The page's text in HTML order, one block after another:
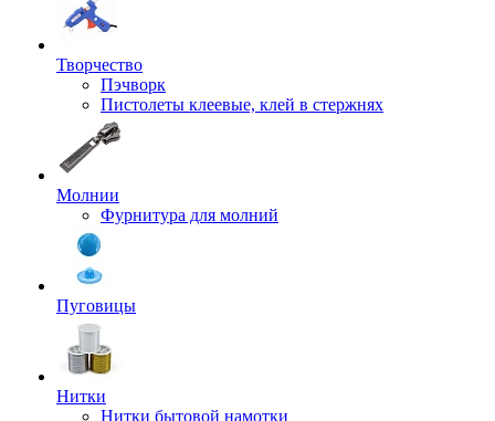
Творчество
Пэчворк
Пистолеты клеевые, клей в стержнях
Молнии
Фурнитура для молний
Пуговицы
Нитки
Нитки бытовой намотки